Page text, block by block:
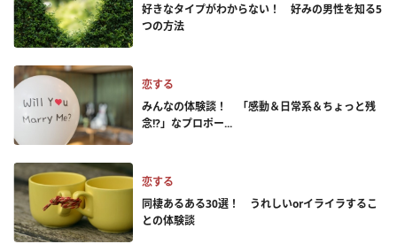
好きなタイプがわからない！ 好みの男性を知る5
つの方法
恋する
みんなの体験談！ 「感動＆日常系＆ちょっと残
念!?」なプロポー...
恋する
同棲あるある30選！ うれしいorイライラするこ
との体験談